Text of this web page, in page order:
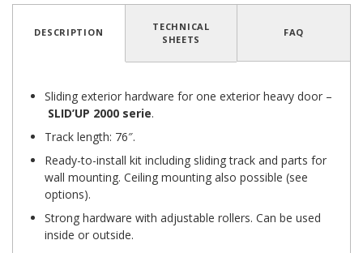
DESCRIPTION
TECHNICAL
SHEETS
FAQ
Sliding exterior hardware for one exterior heavy door –
SLID’UP 2000 serie.
Track length: 76″.
Ready-to-install kit including sliding track and parts for
wall mounting. Ceiling mounting also possible (see
options).
Strong hardware with adjustable rollers. Can be used
inside or outside.